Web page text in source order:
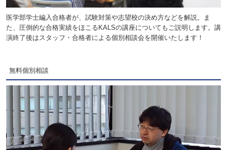
医学部学士編入合格者が、試験対策や志望校の決め方などを解説。ま
た、圧倒的な合格実績をほこるKALSの講座についてもご説明します。講
演終了後はスタッフ・合格者による個別相談会を開催いたします！
無料個別相談